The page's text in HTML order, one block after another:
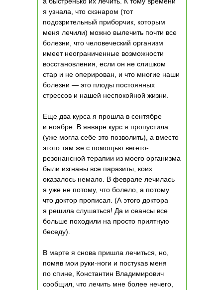
я узнала, что скэнаром (тот
подозрительный приборчик, которым
меня лечили) можно вылечить почти все
болезни, что человеческий организм
имеет неограниченные возможности
восстановления, если он не слишком
стар и не оперирован, и что многие наши
болезни — это плоды постоянных
стрессов и нашей неспокойной жизни.
Еще два курса я прошла в сентябре
и ноябре. В январе курс я пропустила
(уже могла себе это позволить), а вместо
этого там же с помощью вегето-
резонансной терапии из моего организма
были изгнаны все паразиты, коих
оказалось немало. В феврале лечилась
я уже не потому, что болело, а потому
что доктор прописал. (А этого доктора
я решила слушаться! Да и сеансы все
больше походили на просто приятную
беседу).
В марте я снова пришла лечиться, но,
помяв мои руки-ноги и постукав меня
по спине, Константин Владимирович
сообщил, что лечить мне более нечего,